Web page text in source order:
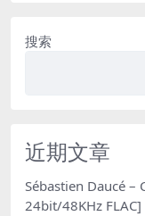
搜索
近期文章
Sébastien Daucé –
24bit/48KHz FLAC]